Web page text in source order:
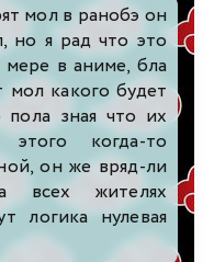
мол в ранобэ он
но я рад что это
в аниме, бла
мол какого будет
пола зная что их
когда-то
он же вряд-ли
всех жителях
логика нулевая